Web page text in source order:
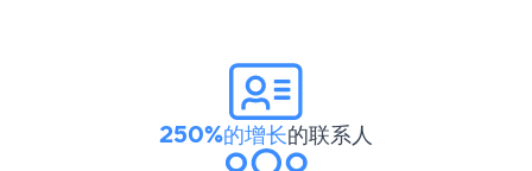
250%的增长的联系人